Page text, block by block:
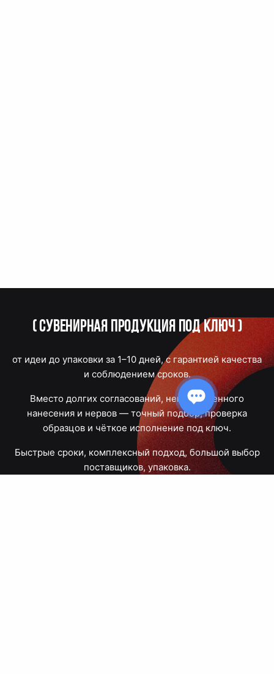
(Сувенирная продукция под ключ)
от идеи до упаковки за 1–10 дней, с гарантией качества
и соблюдением сроков.
Вместо долгих согласований, некачественного
нанесения и нервов — точный подбор, проверка
образцов и чёткое исполнение под ключ.
Быстрые сроки, комплексный подход, большой выбор
поставщиков, упаковка.